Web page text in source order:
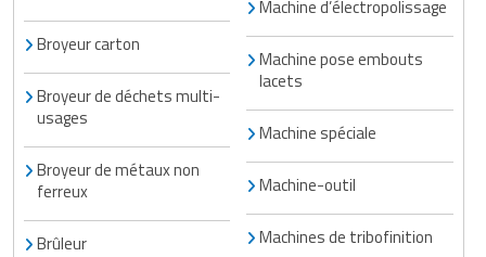
Tuyau renforcé
Ventilateurs et aération d'atelier
Loisirs
Matériel de fitness
Matériel de musculation
Réfrigérateur professionnel
Restauration foraine
Robinetterie professionnelle
Rôtisserie professionnelle
Sautause professionnelle
Broyeur carton
Broyeur de déchets multi-
usages
Broyeur de métaux non
ferreux
Brûleur
Machine d’électropolissage
Machine pose embouts
lacets
Machine spéciale
Machine-outil
Machines de tribofinition